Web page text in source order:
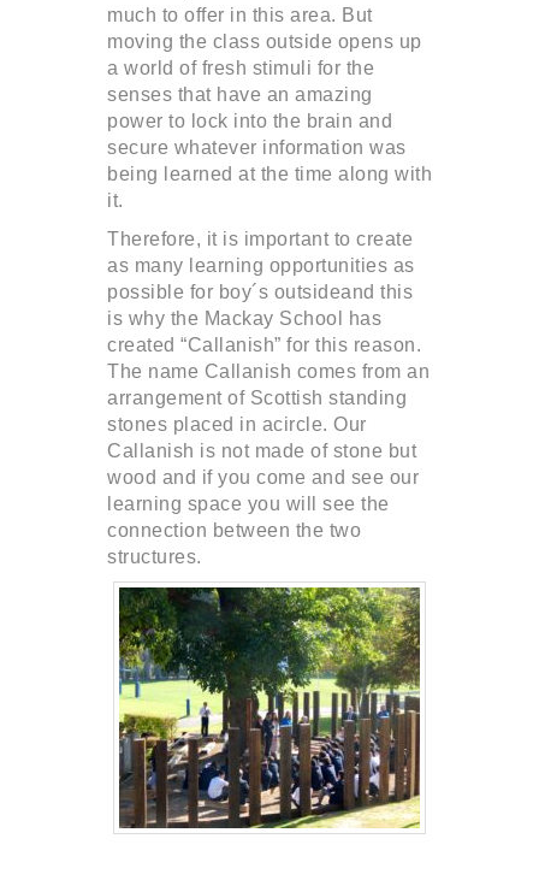
much to offer in this area. But
moving the class outside opens up
a world of fresh stimuli for the
senses that have an amazing
power to lock into the brain and
secure whatever information was
being learned at the time along with
it.
Therefore, it is important to create
as many learning opportunities as
possible for boy´s outsideand this
is why the Mackay School has
created “Callanish” for this reason.
The name Callanish comes from an
arrangement of Scottish standing
stones placed in acircle. Our
Callanish is not made of stone but
wood and if you come and see our
learning space you will see the
connection between the two
structures.